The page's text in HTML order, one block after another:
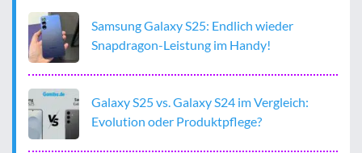
Samsung Galaxy S25: Endlich wieder
Snapdragon-Leistung im Handy!
Galaxy S25 vs. Galaxy S24 im Vergleich:
Evolution oder Produktpflege?